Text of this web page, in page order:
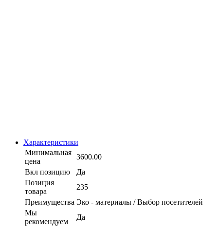
Характеристики
Минимальная
цена
3600.00
Вкл позицию
Да
Позиция
товара
235
Преимущества Эко - материалы / Выбор посетителей
Мы
рекомендуем
Да